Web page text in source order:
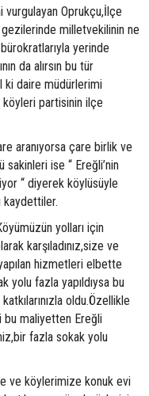
vurgulayan Oprukçu,İlçe
milletvekilinin ne
yerinde
da alırsın bu tür
ki daire müdürlerimi
partisinin ilçe
aranıyorsa çare birlik ve
ise “ Ereğli’nin
“ diyerek köylüsüyle
kaydettiler.
yolları için
karşıladınız,size ve
hizmetleri elbette
yolu fazla yapıldıysa bu
oldu.Özellikle
bu maliyetten Ereğli
fazla sokak yolu
ve köylerimize konuk evi